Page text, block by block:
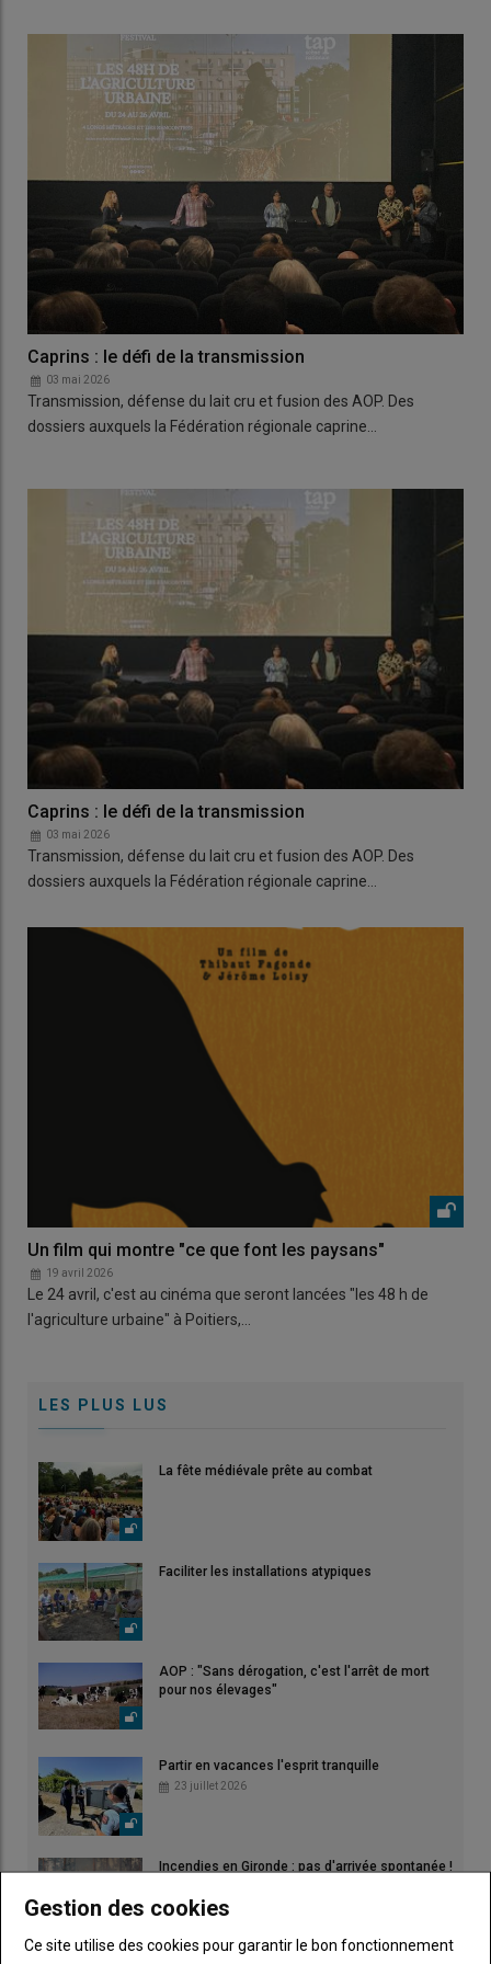
Caprins : le défi de la transmission
03 mai 2026
Transmission, défense du lait cru et fusion des AOP. Des
dossiers auxquels la Fédération régionale caprine…
Caprins : le défi de la transmission
03 mai 2026
Transmission, défense du lait cru et fusion des AOP. Des
dossiers auxquels la Fédération régionale caprine…
Un film qui montre "ce que font les paysans"
19 avril 2026
Le 24 avril, c'est au cinéma que seront lancées "les 48 h de
l'agriculture urbaine" à Poitiers,…
LES PLUS LUS
La fête médiévale prête au combat
Faciliter les installations atypiques
AOP : "Sans dérogation, c'est l'arrêt de mort
pour nos élevages"
Partir en vacances l'esprit tranquille
23 juillet 2026
Incendies en Gironde : pas d'arrivée spontanée !
Gestion des cookies
Ce site utilise des cookies pour garantir le bon fonctionnement